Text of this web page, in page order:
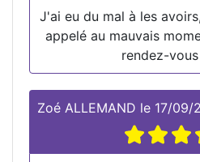
J'ai eu du mal à les
appelé au mauvais
rendez-
Zoé ALLEMAND le 17/09/